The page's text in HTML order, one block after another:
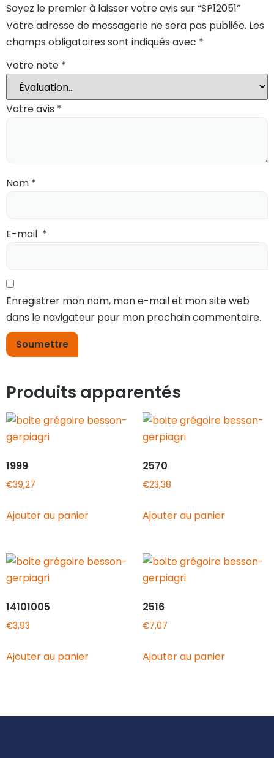
Soyez le premier à laisser votre avis sur “SP12051”
Votre adresse de messagerie ne sera pas publiée. Les
champs obligatoires sont indiqués avec *
Votre note *
Votre avis *
Nom *
E-mail *
Enregistrer mon nom, mon e-mail et mon site web
dans le navigateur pour mon prochain commentaire.
Produits apparentés
1999
€39,27
Ajouter au panier
2570
€23,38
Ajouter au panier
14101005
€3,93
Ajouter au panier
2516
€7,07
Ajouter au panier